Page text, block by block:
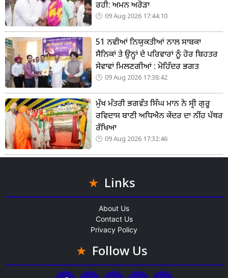
ਰਹੀ: ਅਮਨ ਅਰੋੜਾ
09 Aug 2026 17:44:10
51 ਨਵੀਆਂ ਨਿਯੁਕਤੀਆਂ ਨਾਲ ਸਾਬਕਾ
ਸੈਨਿਕਾਂ ਤੇ ਉਨ੍ਹਾਂ ਦੇ ਪਰਿਵਾਰਾਂ ਨੂੰ ਹੋਰ ਬਿਹਤਰ
ਸੇਵਾਵਾਂ ਮਿਲਣਗੀਆਂ : ਮੋਹਿੰਦਰ ਭਗਤ
09 Aug 2026 17:38:42
ਮੁੱਖ ਮੰਤਰੀ ਭਗਵੰਤ ਸਿੰਘ ਮਾਨ ਨੇ ਸ੍ਰੀ ਗੁਰੂ
ਰਵਿਦਾਸ ਬਾਣੀ ਅਧਿਐਨ ਕੇਂਦਰ ਦਾ ਨੀਂਹ ਪੱਥਰ
ਰੱਖਿਆ
09 Aug 2026 17:32:46
Links
About Us
Contact Us
Privacy Policy
Follow Us